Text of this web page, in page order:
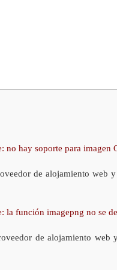
no hay soporte para imagen
de alojamiento web
la función imagepng no se
de alojamiento